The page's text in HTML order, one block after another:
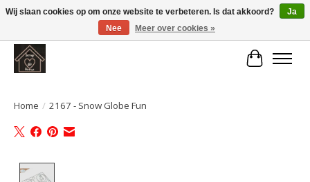
Large selection of products and fast shipping!
Home / 2167 - Snow Globe Fun
Wij slaan cookies op om onze website te verbeteren. Is dat akkoord?
Ja
Nee
Meer over cookies »